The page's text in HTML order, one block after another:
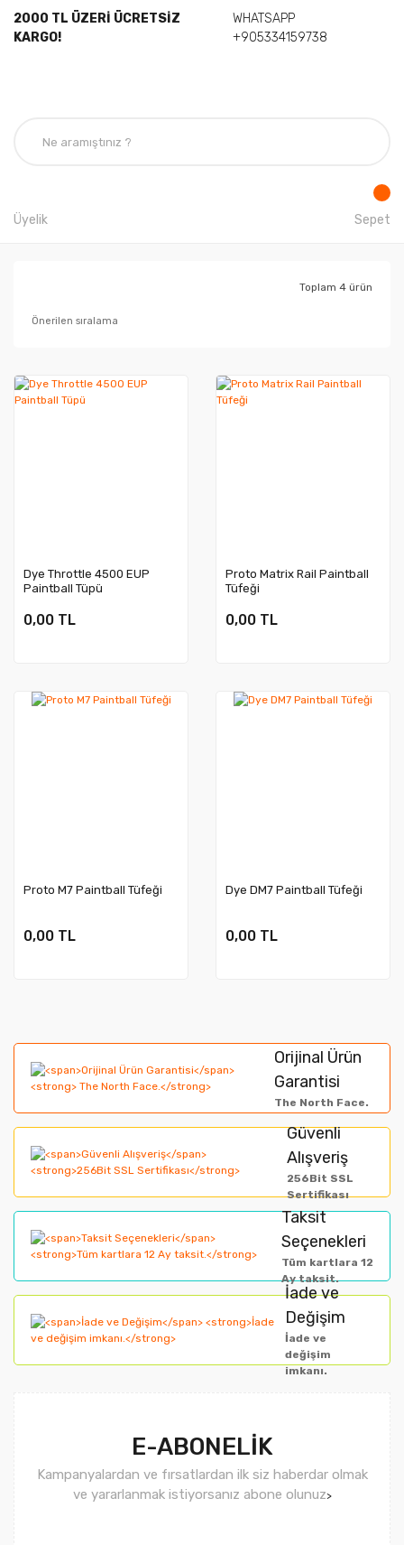
2000 TL ÜZERİ ÜCRETSİZ
KARGO!
WHATSAPP
+905334159738
Üyelik Sepet
Toplam 4 ürün
Dye Throttle 4500 EUP
Paintball Tüpü
0,00 TL
Proto Matrix Rail Paintball
Tüfeği
0,00 TL
Proto M7 Paintball Tüfeği
0,00 TL
Dye DM7 Paintball Tüfeği
0,00 TL
Orijinal Ürün
Garantisi
The North Face.
Güvenli
Alışveriş
256Bit SSL
Sertifikası
Taksit
Seçenekleri
Tüm kartlara 12
Ay taksit.
İade ve
Değişim
İade ve
değişim
imkanı.
E-ABONELİK
Kampanyalardan ve fırsatlardan ilk siz haberdar olmak
ve yararlanmak istiyorsanız abone olunuz>